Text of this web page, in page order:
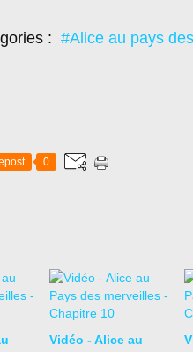
: #Alice au pays
0
Vidéo - Alice au